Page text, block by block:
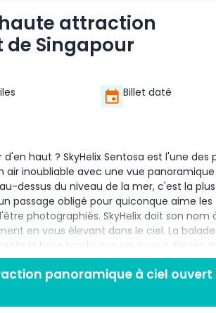
attraction
Singapour
Billet daté
haut ? SkyHelix Sentosa est l'une des
inoubliable avec une vue panoramique
dessus du niveau de la mer, c'est la
passage obligé pour quiconque aime les
photographiés. SkyHelix doit son nom
en vous élevant dans le ciel. La
la brise tandis que vous vous élevez
souffle sur l'île de Sentosa, les îles du
par temps clair. Cette attraction
les touristes à la recherche d'une
de jour ou au coucher du soleil,
panoramique à ciel ouvert